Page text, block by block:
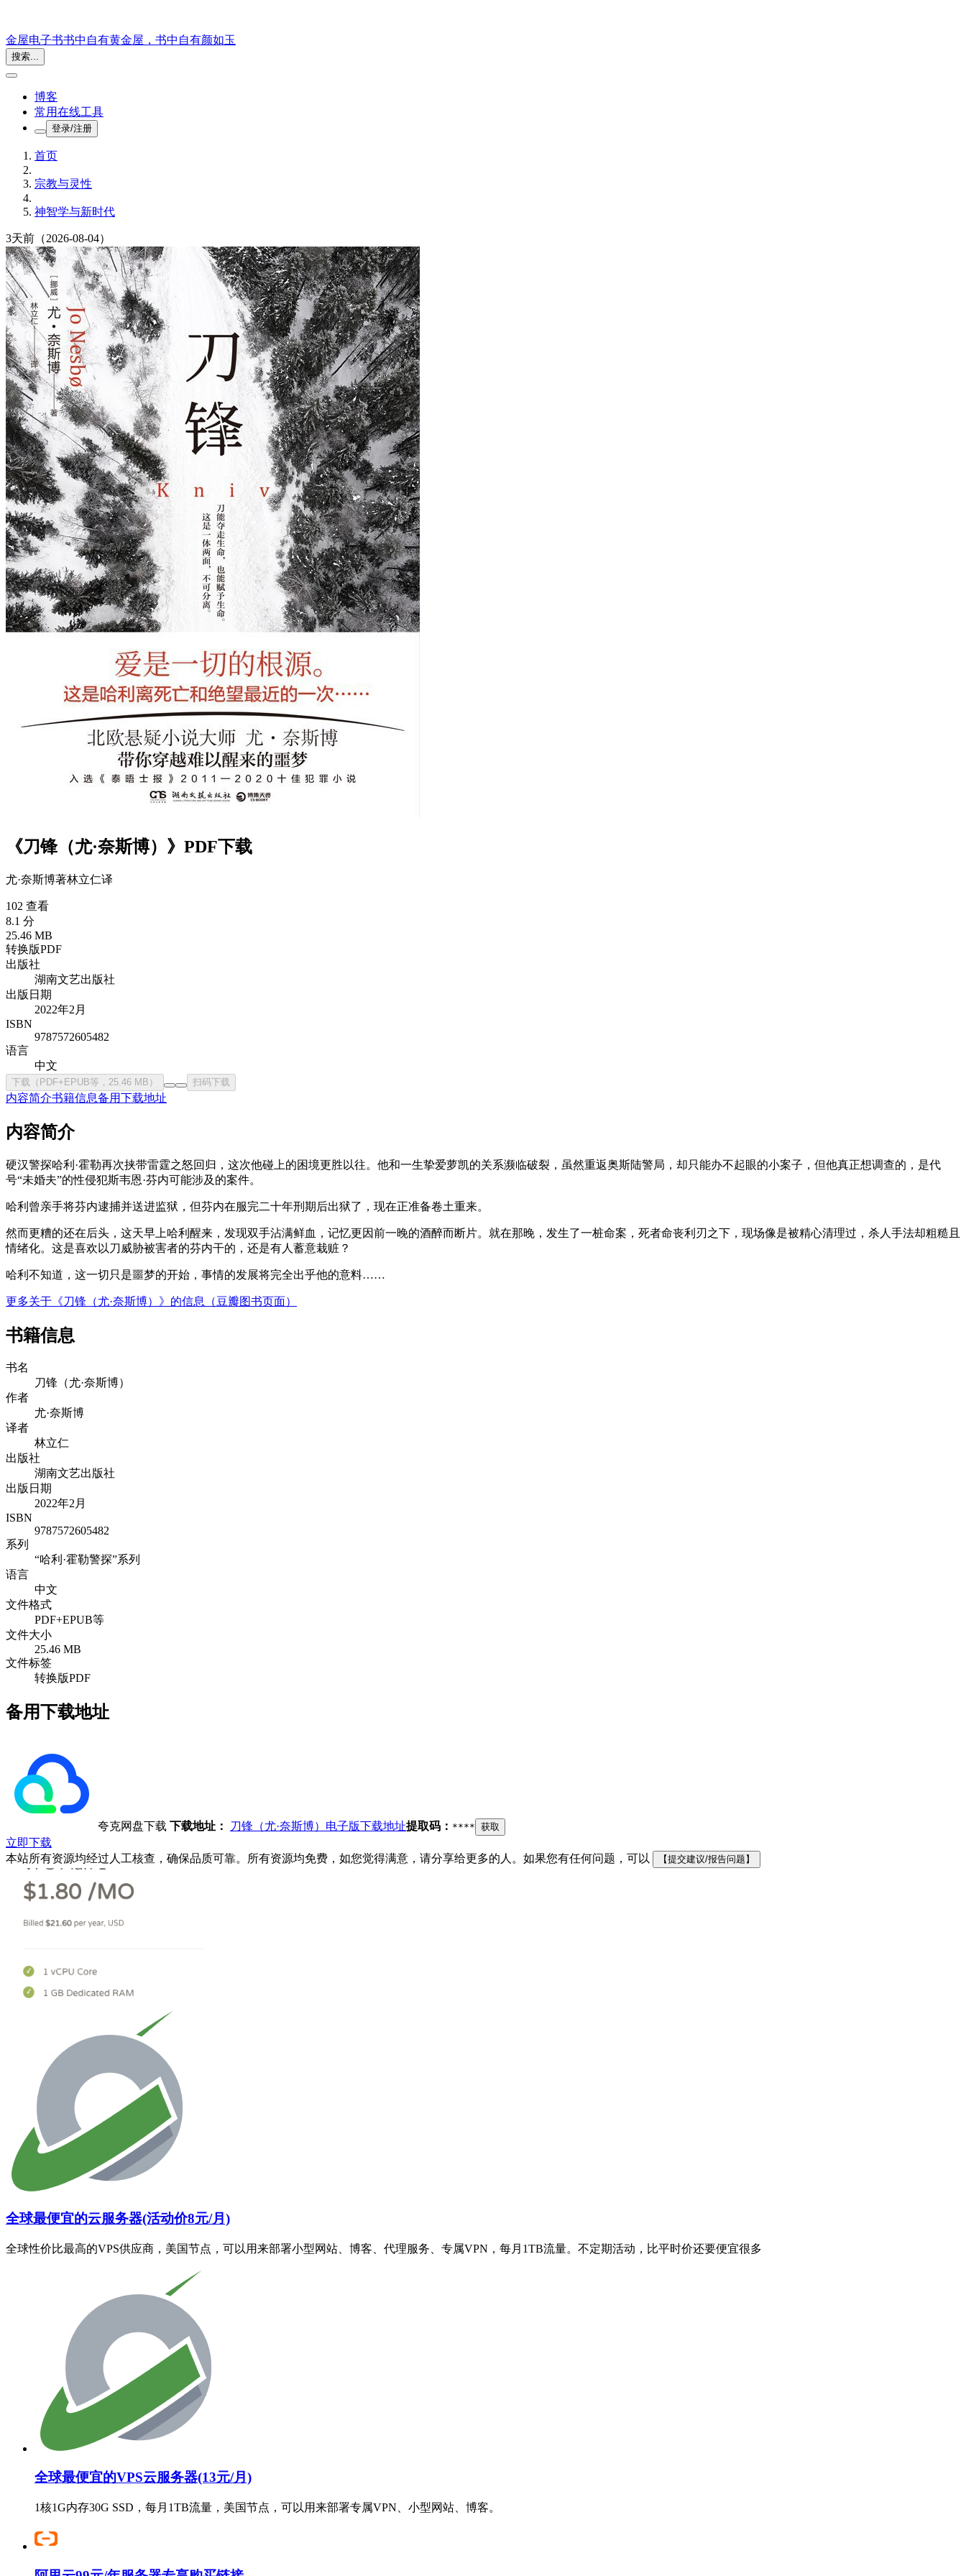
金屋电子书书中自有黄金屋，书中自有颜如玉
搜索...
博客
常用在线工具
登录/注册
首页
宗教与灵性
神智学与新时代
3天前 （2026-08-04）
《刀锋（尤·奈斯博）》PDF下载
尤·奈斯博著林立仁译
102 查看
8.1 分
25.46 MB
转换版PDF
出版社
湖南文艺出版社
出版日期
2022年2月
ISBN
9787572605482
语言
中文
下载（PDF+EPUB等，25.46 MB） 扫码下载
内容简介书籍信息备用下载地址
内容简介
硬汉警探哈利·霍勒再次挟带雷霆之怒回归，这次他碰上的困境更胜以往。他和一生挚爱萝凯的关系濒临破裂，虽然重返奥斯陆警局，却只能办不起眼的小案子，但他真正想调查的，是代
号“未婚夫”的性侵犯斯韦恩·芬内可能涉及的案件。
哈利曾亲手将芬内逮捕并送进监狱，但芬内在服完二十年刑期后出狱了，现在正准备卷土重来。
然而更糟的还在后头，这天早上哈利醒来，发现双手沾满鲜血，记忆更因前一晚的酒醉而断片。就在那晚，发生了一桩命案，死者命丧利刃之下，现场像是被精心清理过，杀人手法却粗糙且
情绪化。这是喜欢以刀威胁被害者的芬内干的，还是有人蓄意栽赃？
哈利不知道，这一切只是噩梦的开始，事情的发展将完全出乎他的意料……
更多关于《刀锋（尤·奈斯博）》的信息（豆瓣图书页面）
书籍信息
书名
刀锋（尤·奈斯博）
作者
尤·奈斯博
译者
林立仁
出版社
湖南文艺出版社
出版日期
2022年2月
ISBN
9787572605482
系列
“哈利·霍勒警探”系列
语言
中文
文件格式
PDF+EPUB等
文件大小
25.46 MB
文件标签
转换版PDF
备用下载地址
夸克网盘下载 下载地址： 刀锋（尤·奈斯博）电子版下载地址提取码： **** 获取
立即下载
本站所有资源均经过人工核查，确保品质可靠。所有资源均免费，如您觉得满意，请分享给更多的人。如果您有任何问题，可以
【提交建议/报告问题】
全球最便宜的云服务器(活动价8元/月)
全球性价比最高的VPS供应商，美国节点，可以用来部署小型网站、博客、代理服务、专属VPN，每月1TB流量。不定期活动，比平时价还要便宜很多
全球最便宜的VPS云服务器(13元/月)
1核1G内存30G SSD，每月1TB流量，美国节点，可以用来部署专属VPN、小型网站、博客。